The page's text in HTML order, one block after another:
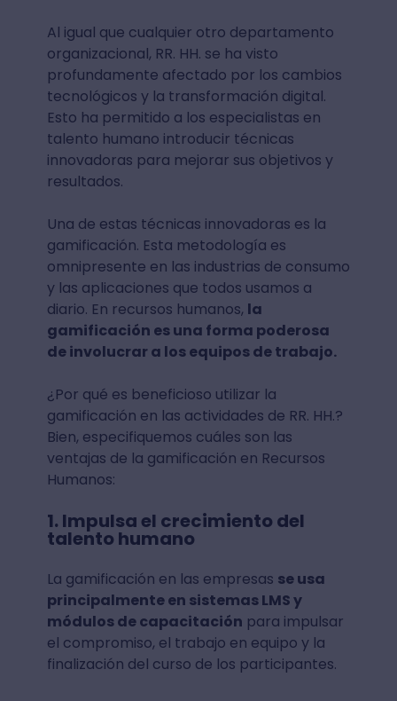
Al igual que cualquier otro departamento
organizacional, RR. HH. se ha visto
profundamente afectado por los cambios
tecnológicos y la transformación digital.
Esto ha permitido a los especialistas en
talento humano introducir técnicas
innovadoras para mejorar sus objetivos y
resultados.
Una de estas técnicas innovadoras es la
gamificación. Esta metodología es
omnipresente en las industrias de consumo
y las aplicaciones que todos usamos a
diario. En recursos humanos, la
gamificación es una forma poderosa
de involucrar a los equipos de trabajo.
¿Por qué es beneficioso utilizar la
gamificación en las actividades de RR. HH.?
Bien, especifiquemos cuáles son las
ventajas de la gamificación en Recursos
Humanos:
1. Impulsa el crecimiento del
talento humano
La gamificación en las empresas se usa
principalmente en sistemas LMS y
módulos de capacitación para impulsar
el compromiso, el trabajo en equipo y la
finalización del curso de los participantes.